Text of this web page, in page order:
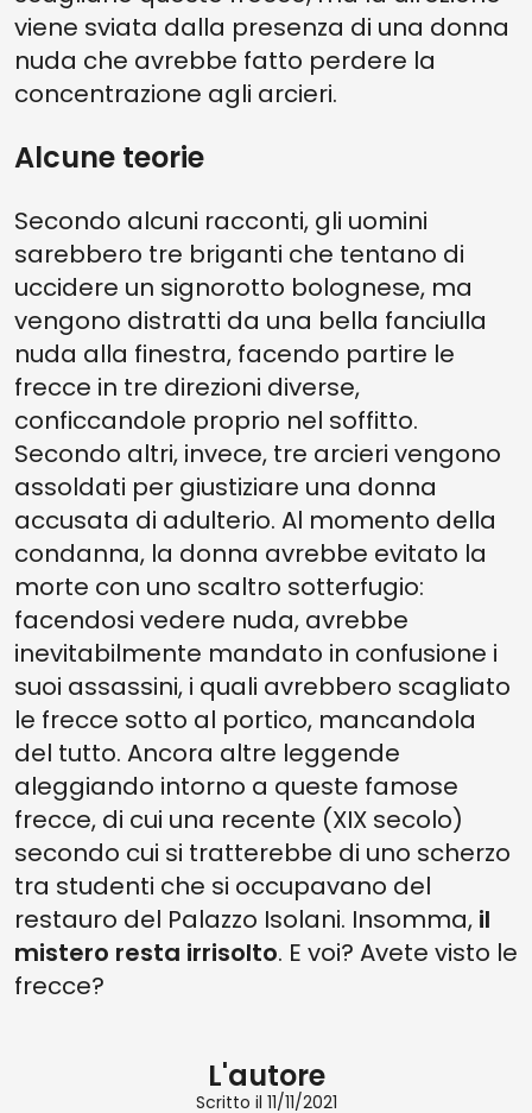
viene sviata dalla presenza di una donna
nuda che avrebbe fatto perdere la
concentrazione agli arcieri.
Alcune teorie
Secondo alcuni racconti, gli uomini
sarebbero tre briganti che tentano di
uccidere un signorotto bolognese, ma
vengono distratti da una bella fanciulla
nuda alla finestra, facendo partire le
frecce in tre direzioni diverse,
conficcandole proprio nel soffitto.
Secondo altri, invece, tre arcieri vengono
assoldati per giustiziare una donna
accusata di adulterio. Al momento della
condanna, la donna avrebbe evitato la
morte con uno scaltro sotterfugio:
facendosi vedere nuda, avrebbe
inevitabilmente mandato in confusione i
suoi assassini, i quali avrebbero scagliato
le frecce sotto al portico, mancandola
del tutto. Ancora altre leggende
aleggiando intorno a queste famose
frecce, di cui una recente (XIX secolo)
secondo cui si tratterebbe di uno scherzo
tra studenti che si occupavano del
restauro del Palazzo Isolani. Insomma, il
mistero resta irrisolto. E voi? Avete visto le
frecce?
L'autore
Scritto il 11/11/2021